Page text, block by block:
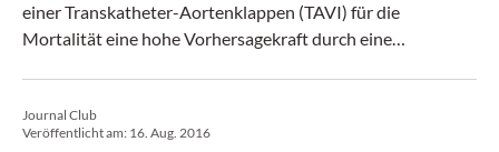
einer Transkatheter-Aortenklappen (TAVI) für die
Mortalität eine hohe Vorhersagekraft durch eine
Journal Club
Veröffentlicht am: 16. Aug. 2016